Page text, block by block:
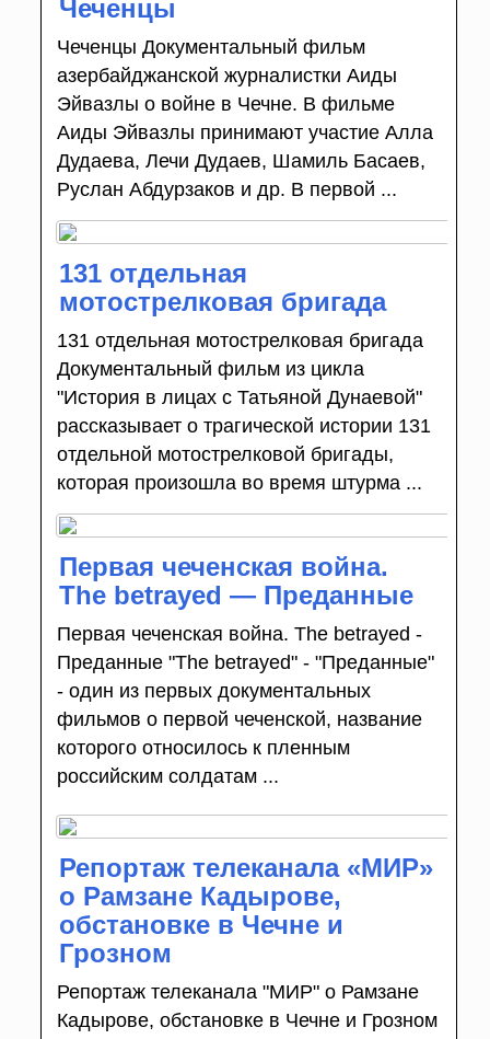
Чеченцы
Чеченцы Документальный фильм
азербайджанской журналистки Аиды
Эйвазлы о войне в Чечне. В фильме
Аиды Эйвазлы принимают участие Алла
Дудаева, Лечи Дудаев, Шамиль Басаев,
Руслан Абдурзаков и др. В первой ...
131 отдельная
мотострелковая бригада
131 отдельная мотострелковая бригада
Документальный фильм из цикла
"История в лицах с Татьяной Дунаевой"
рассказывает о трагической истории 131
отдельной мотострелковой бригады,
которая произошла во время штурма ...
Первая чеченская война.
The betrayed — Преданные
Первая чеченская война. The betrayed -
Преданные "The betrayed" - "Преданные"
- один из первых документальных
фильмов о первой чеченской, название
которого относилось к пленным
российским солдатам ...
Репортаж телеканала «МИР»
о Рамзане Кадырове,
обстановке в Чечне и
Грозном
Репортаж телеканала "МИР" о Рамзане
Кадырове, обстановке в Чечне и Грозном